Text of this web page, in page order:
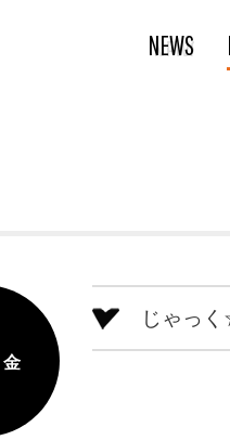
NEWS
金
じゃっ